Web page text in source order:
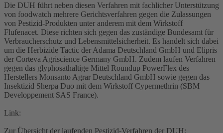
Die DUH führt neben diesen Verfahren mit fachlicher Unterstützung
von foodwatch mehrere Gerichtsverfahren gegen die Zulassungen
von Pestizid-Produkten unter anderem mit dem Wirkstoff
Flufenacet. Diese richten sich gegen das zuständige Bundesamt für
Verbraucherschutz und Lebensmittelsicherheit. Es handelt sich dabei
um die Herbizide Tactic der Adama Deutschland GmbH und Elipris
der Corteva Agriscience Germany GmbH. Zudem laufen Verfahren
gegen das glyphosathaltige Mittel Roundup PowerFlex des
Herstellers Monsanto Agrar Deutschland GmbH sowie gegen das
Insektizid Sherpa Duo mit dem Wirkstoff Cypermethrin (SBM
Developpement SAS France).
Link:
Zur Übersicht der laufenden Pestizid-Verfahren der DUH: